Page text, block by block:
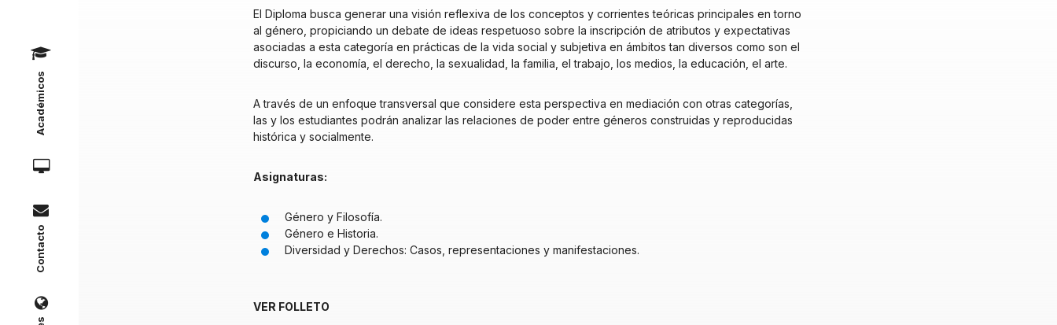
Contacto
Académicos
El Diploma busca generar una visión reflexiva de los conceptos y corrientes teóricas principales en torno
al género, propiciando un debate de ideas respetuoso sobre la inscripción de atributos y expectativas
asociadas a esta categoría en prácticas de la vida social y subjetiva en ámbitos tan diversos como son el
discurso, la economía, el derecho, la sexualidad, la familia, el trabajo, los medios, la educación, el arte.
A través de un enfoque transversal que considere esta perspectiva en mediación con otras categorías,
las y los estudiantes podrán analizar las relaciones de poder entre géneros construidas y reproducidas
histórica y socialmente.
Asignaturas:
Género y Filosofía.
Género e Historia.
Diversidad y Derechos: Casos, representaciones y manifestaciones.
VER FOLLETO